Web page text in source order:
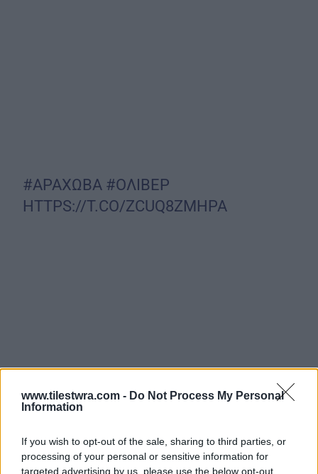
www.tilestwra.com - Do Not Process My Personal
Information
If you wish to opt-out of the sale, sharing to third parties, or
processing of your personal or sensitive information for
targeted advertising by us, please use the below opt-out
#ΑΡΑΧΩΒΑ #ΟΛΙΒΕΡ
HTTPS://T.CO/ZCUQ8ZMHPA